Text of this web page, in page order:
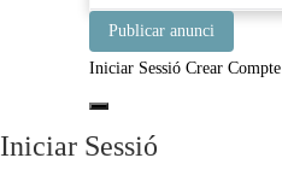
Publicar anunci
Iniciar Sessió Crear Compte
Iniciar Sessió